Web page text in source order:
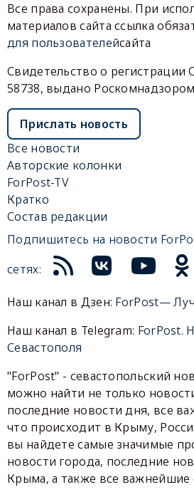
Все права сохранены. При
материалов сайта ссылка
для пользователейсайта
Свидетельство о
58738, выдано
Прислать новость
Все новости
Авторские колонки
ForPost-TV
Кратко
Состав редакции
Подпишитесь на новости
сетях:
Наш канал в Дзен: ForPost—
Наш канал в Telegram: ForPost.
Севастополя
"ForPost" - севастопольский
можно найти не только
последние новости дня, все
что происходит в Крыму,
вы найдете самые значимые
новости города, последние
Крыма, а также все важнейшие